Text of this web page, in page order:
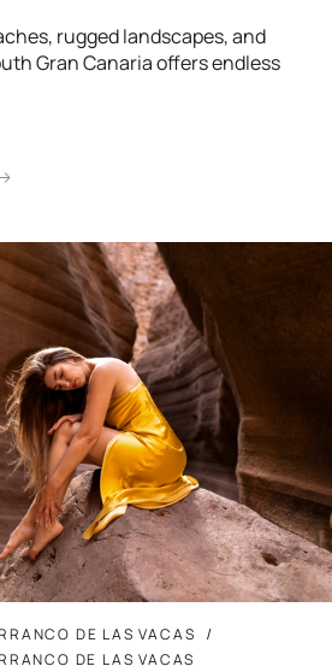
rugged landscapes, and
Gran Canaria offers endless
DE LAS VACAS
DE LAS VACAS